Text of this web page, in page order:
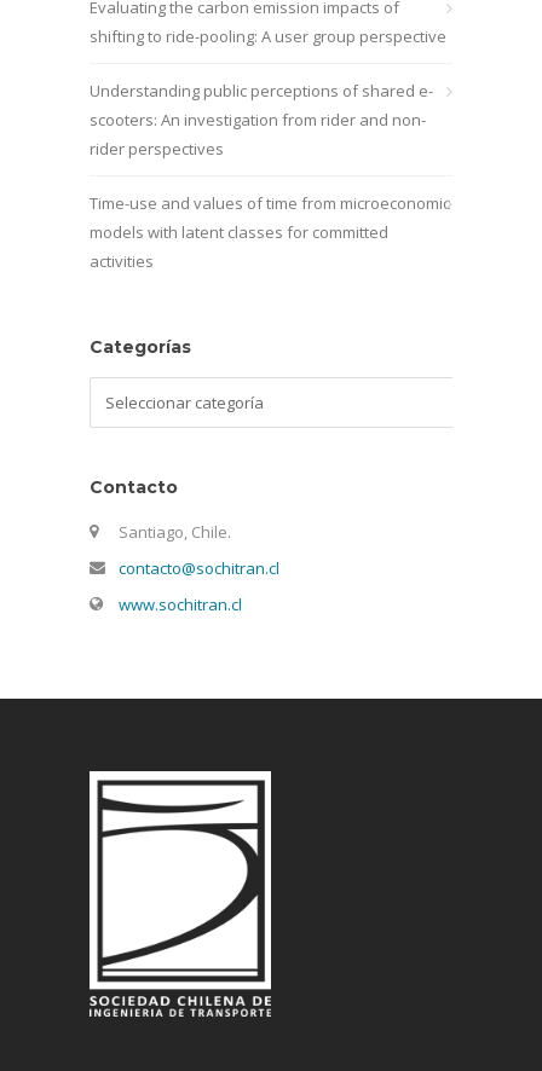
Evaluating the carbon emission impacts of
shifting to ride-pooling: A user group perspective
Understanding public perceptions of shared e-
scooters: An investigation from rider and non-
rider perspectives
Time-use and values of time from microeconomic
models with latent classes for committed
activities
Categorías
Contacto
Santiago, Chile.
contacto@sochitran.cl
www.sochitran.cl